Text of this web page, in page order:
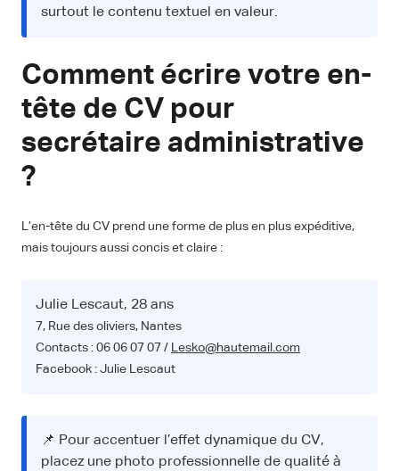
surtout le contenu textuel en valeur.
Comment écrire votre en-
tête de CV pour
secrétaire administrative
?
L’en-tête du CV prend une forme de plus en plus expéditive,
mais toujours aussi concis et claire :
Julie Lescaut, 28 ans
7, Rue des oliviers, Nantes
Contacts : 06 06 07 07 / Lesko@hautemail.com
Facebook : Julie Lescaut
📌 Pour accentuer l’effet dynamique du CV,
placez une photo professionnelle de qualité à